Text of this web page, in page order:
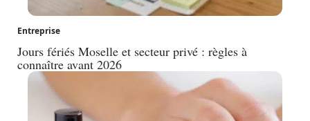
Entreprise
Jours fériés Moselle et secteur privé : règles à
connaître avant 2026